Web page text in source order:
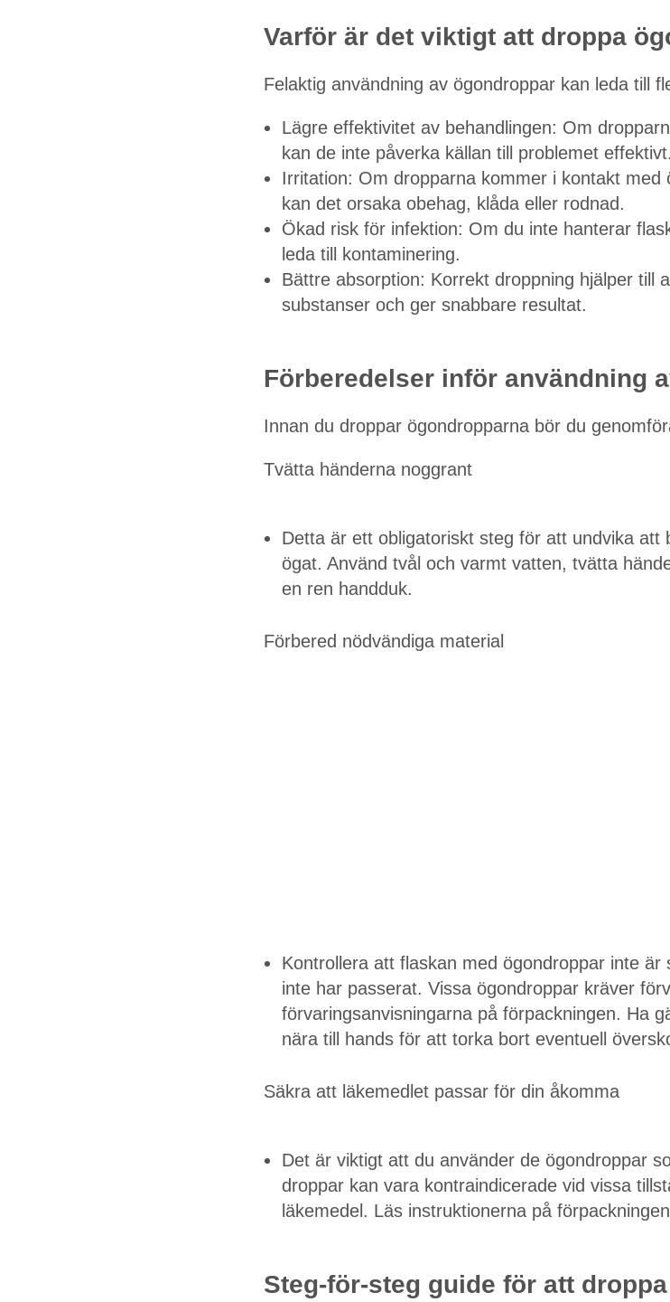
Varför är det viktigt att droppa
Felaktig användning av ögondroppar kan leda till
Lägre effektivitet av behandlingen: Om
kan de inte påverka källan till problemet effektivt.
Irritation: Om dropparna kommer i kontakt med
kan det orsaka obehag, klåda eller rodnad.
Ökad risk för infektion: Om du inte hanterar
leda till kontaminering.
Bättre absorption: Korrekt droppning hjälper till
substanser och ger snabbare resultat.
Förberedelser inför användning
Innan du droppar ögondropparna bör du
Tvätta händerna noggrant
Detta är ett obligatoriskt steg för att undvika att
ögat. Använd tvål och varmt vatten, tvätta
en ren handduk.
Förbered nödvändiga material
Kontrollera att flaskan med ögondroppar inte
inte har passerat. Vissa ögondroppar kräver
förvaringsanvisningarna på förpackningen. Ha
nära till hands för att torka bort eventuell
Säkra att läkemedlet passar för din åkomma
Det är viktigt att du använder de ögondroppar
droppar kan vara kontraindicerade vid vissa
läkemedel. Läs instruktionerna på
Steg-för-steg guide för att